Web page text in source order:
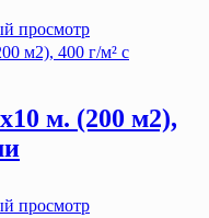
просмотр
м. (200 м2),
просмотр